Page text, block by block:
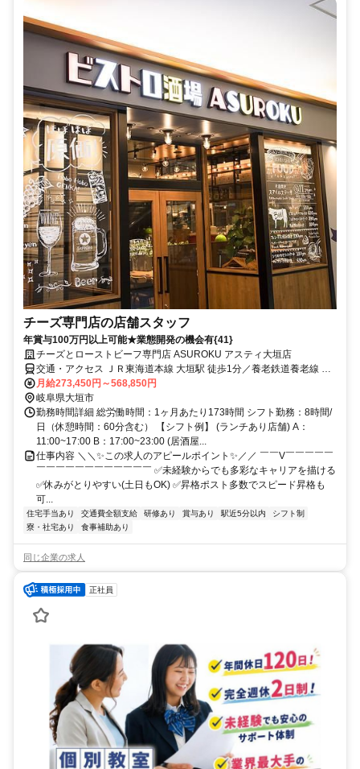
チーズ専門店の店舗スタッフ
年賞与100万円以上可能★業態開発の機会有{41}
チーズとローストビーフ専門店 ASUROKU アスティ大垣店
交通・アクセス ＪＲ東海道本線 大垣駅 徒歩1分／養老鉄道養老線 大
垣駅 徒歩1分
月給273,450円～568,850円
岐阜県大垣市
勤務時間詳細 総労働時間：1ヶ月あたり173時間 シフト勤務：8時間/
日（休憩時間：60分含む） 【シフト例】 (ランチあり店舗) A：
11:00~17:00 B：17:00~23:00 (居酒屋...
仕事内容 ＼＼✨この求人のアピールポイント✨／／ ￣￣V￣￣￣￣￣
￣￣￣￣￣￣￣￣￣￣￣￣ ✅未経験からでも多彩なキャリアを描ける
✅休みがとりやすい(土日もOK) ✅昇格ポスト多数でスピード昇格も
可...
住宅手当あり 交通費全額支給 研修あり 賞与あり 駅近5分以内
シフト制
寮・社宅あり
食事補助あり
同じ企業の求人
正社員